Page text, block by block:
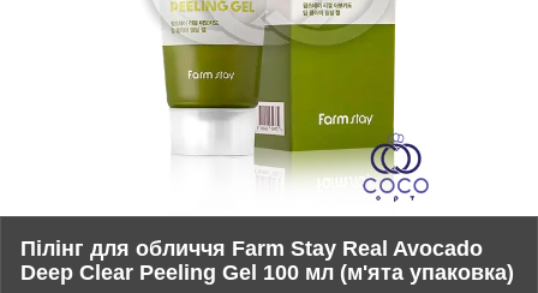
Пілінг для обличчя Farm Stay Real Avocado
Deep Clear Peeling Gel 100 мл (м'ята упаковка)